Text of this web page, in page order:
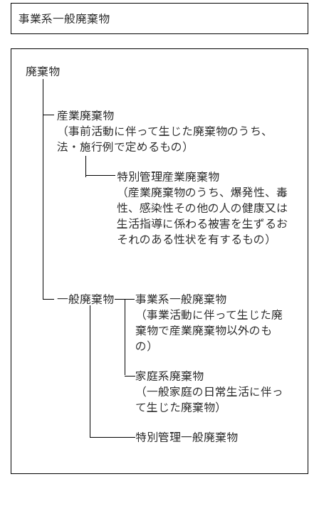
事業系一般廃棄物
廃棄物
産業廃棄物
（事前活動に伴って生じた廃棄物のうち、
法・施行例で定めるもの）
特別管理産業廃棄物
（産業廃棄物のうち、爆発性、毒
性、感染性その他の人の健康又は
生活指導に係わる被害を生ずるお
それのある性状を有するもの）
一般廃棄物
事業系一般廃棄物
（事業活動に伴って生じた廃
棄物で産業廃棄物以外のも
の）
家庭系廃棄物
（一般家庭の日常生活に伴っ
て生じた廃棄物）
特別管理一般廃棄物